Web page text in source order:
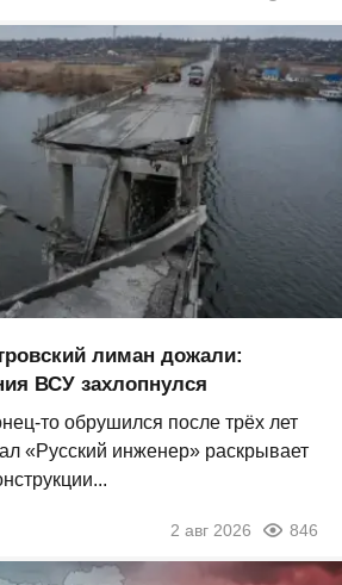
лиман дожали:
ВСУ захлопнулся
то обрушился после трёх лет
«Русский инженер» раскрывает
2 авг 2026 846